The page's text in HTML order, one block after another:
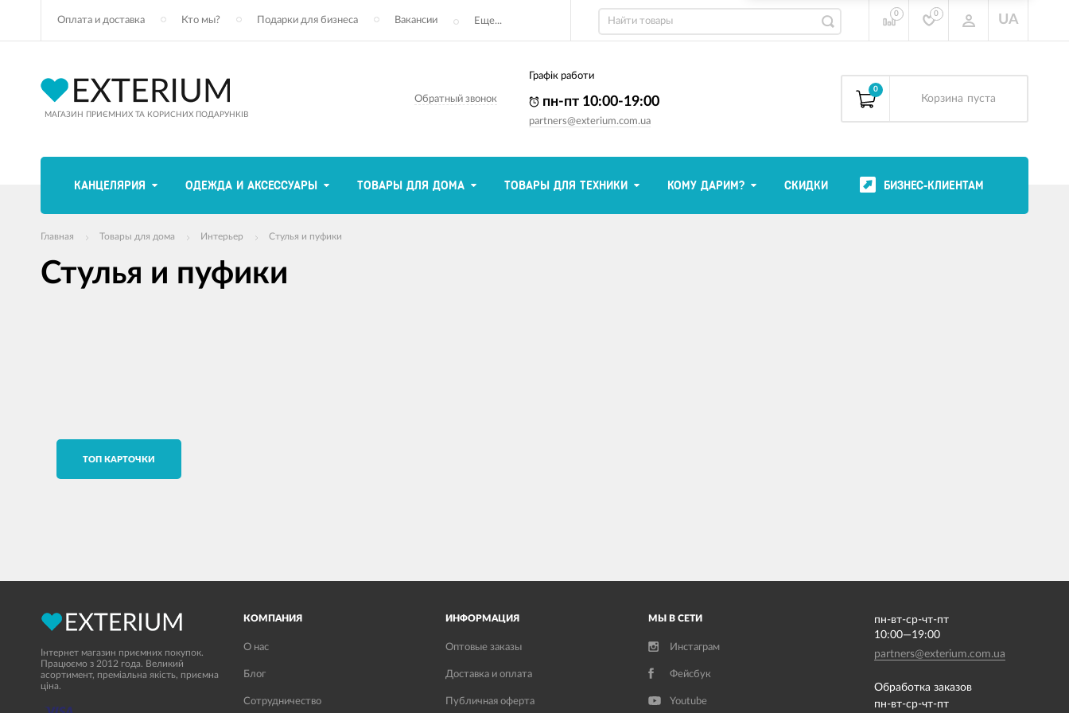
Оплата и доставка Кто мы? Подарки для бизнеса Вакансии Еще...
0 0 UA
МАГАЗИН ПРИЄМНИХ ТА КОРИСНИХ ПОДАРУНКІВ
Обратный звонок
Графік работи
пн-пт 10:00-19:00
partners@exterium.com.ua
0
Корзина пуста
КАНЦЕЛЯРИЯ ОДЕЖДА И АКСЕССУАРЫ ТОВАРЫ ДЛЯ ДОМА ТОВАРЫ ДЛЯ ТЕХНИКИ КОМУ ДАРИМ? СКИДКИ БИЗНЕС-КЛИЕНТАМ
Главная Товары для дома Интерьер Стулья и пуфики
Стулья и пуфики
TОП КАРТОЧКИ
Інтернет магазин приємних покупок.
Працюємо з 2012 года. Великий
асортимент, преміальна якість, приємна
ціна.
КОМПАНИЯ
О нас
Блог
Сотрудничество
ИНФОРМАЦИЯ
Оптовые заказы
Доставка и оплата
Публичная оферта
МЫ В СЕТИ
Инстаграм
Фейсбук
Youtube
пн-вт-ср-чт-пт
10:00—19:00
partners@exterium.com.ua
Обработка заказов
пн-вт-ср-чт-пт